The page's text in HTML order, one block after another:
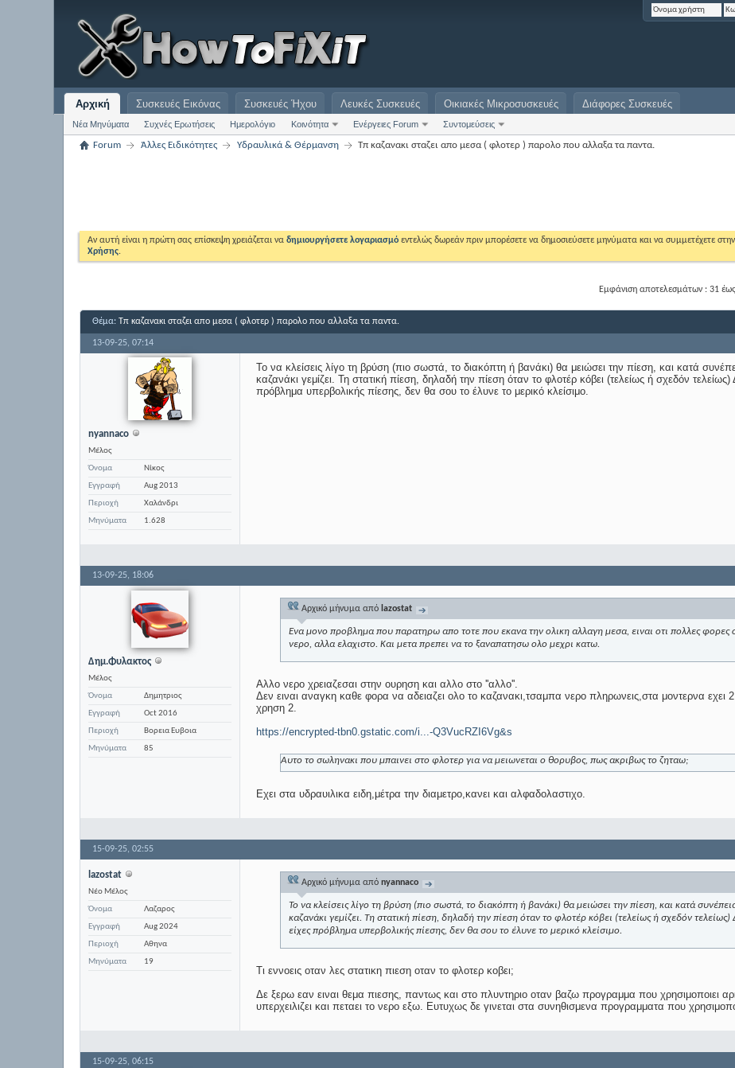
Αρχική
Νέα Μηνύματα Συχνές Ερωτήσεις Ημερολόγιο Κοινότητα Ενέργειες Forum Συντομεύσεις
Συσκευές Εικόνας Συσκευές Ήχου Λευκές Συσκευές Οικιακές Μικροσυσκευές Διάφορες Συσκευές
Forum Άλλες Ειδικότητες Υδραυλικά & Θέρμανση Τπ καζανακι σταζει απο μεσα ( φλοτερ ) παρολο που αλλαξα τα παντα.
Αν αυτή είναι η πρώτη σας επίσκεψη χρειάζεται ναδημιουργήσετε λογαριασμό εντελώς δωρεάν πριν μπορέσετε να δημοσιεύσετε μηνύματα και να συμμετέχετε
Χρήσης.
Εμφάνιση αποτελεσμάτων : 31
Θέμα:Τπ καζανακι σταζει απο μεσα ( φλοτερ ) παρολο που αλλαξα τα παντα.
13-09-25,07:14
nyannaco
Μέλος
Όνομα
Νίκος
Εγγραφή
Aug 2013
Περιοχή
Χαλάνδρι
Μηνύματα
1.628
Το να κλείσεις λίγο τη βρύση (πιο σωστά, το διακόπτη ή βανάκι) θα μειώσει την πίεση, και κατά
καζανάκι γεμίζει. Τη στατική πίεση, δηλαδή την πίεση όταν το φλοτέρ κόβει (τελείως ή σχεδόν
πρόβλημα υπερβολικής πίεσης, δεν θα σου το έλυνε το μερικό κλείσιμο.
13-09-25, 18:06
Δημ.Φυλακτος
Μέλος
Όνομα
Δημητριος
Εγγραφή
Oct 2016
Περιοχή
Βορεια Ευβοια
Μηνύματα
85
Αρχικό μήνυμα από lazostat
Ενα μονο προβλημα που παρατηρω απο τοτε που εκανα την ολικη αλλαγη μεσα, ειναι οτι πολλες φορες
νερο, αλλα ελαχιστο. Και μετα πρεπει να το ξαναπατησω ολο μεχρι κατω.
Αλλο νερο χρειαζεσαι στην ουρηση και αλλο στο ''αλλο''.
Δεν ειναι αναγκη καθε φορα να αδειαζει ολο το καζανακι,τσαμπα νερο πληρωνεις,στα μοντερνα
χρηση 2.
https://encrypted-tbn0.gstatic.com/i...-Q3VucRZI6Vg&s
Αυτο το σωληνακι που μπαινει στο φλοτερ για να μειωνεται ο θορυβος, πως ακριβως το ζηταω;
Εχει στα υδραυιλικα ειδη,μέτρα την διαμετρο,κανει και αλφαδολαστιχο.
15-09-25,02:55
lazostat
Νέο Μέλος
Όνομα
Λαζαρος
Εγγραφή
Aug 2024
Περιοχή
Αθηνα
Μηνύματα
19
Αρχικό μήνυμα απόnyannaco
Το να κλείσεις λίγο τη βρύση (πιο σωστά, το διακόπτη ή βανάκι) θα μειώσει την πίεση, και κατά
καζανάκι γεμίζει. Τη στατική πίεση, δηλαδή την πίεση όταν το φλοτέρ κόβει (τελείως ή σχεδόν
είχες πρόβλημα υπερβολικής πίεσης, δεν θα σου το έλυνε το μερικό κλείσιμο.
Τι εννοεις οταν λες στατικη πιεση οταν το φλοτερ κοβει;
Δε ξερω εαν ειναι θεμα πιεσης, παντως και στο πλυντηριο οταν βαζω προγραμμα που χρησιμοποιει
υπερχειλιζει και πεταει το νερο εξω. Ευτυχως δε γινεται στα συνηθισμενα προγραμματα που
15-09-25,06:15